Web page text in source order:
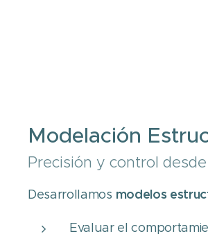
Modelación
Precisión y control
Desarrollamos modelos
Evaluar el